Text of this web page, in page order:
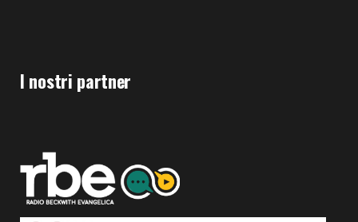
I nostri partner